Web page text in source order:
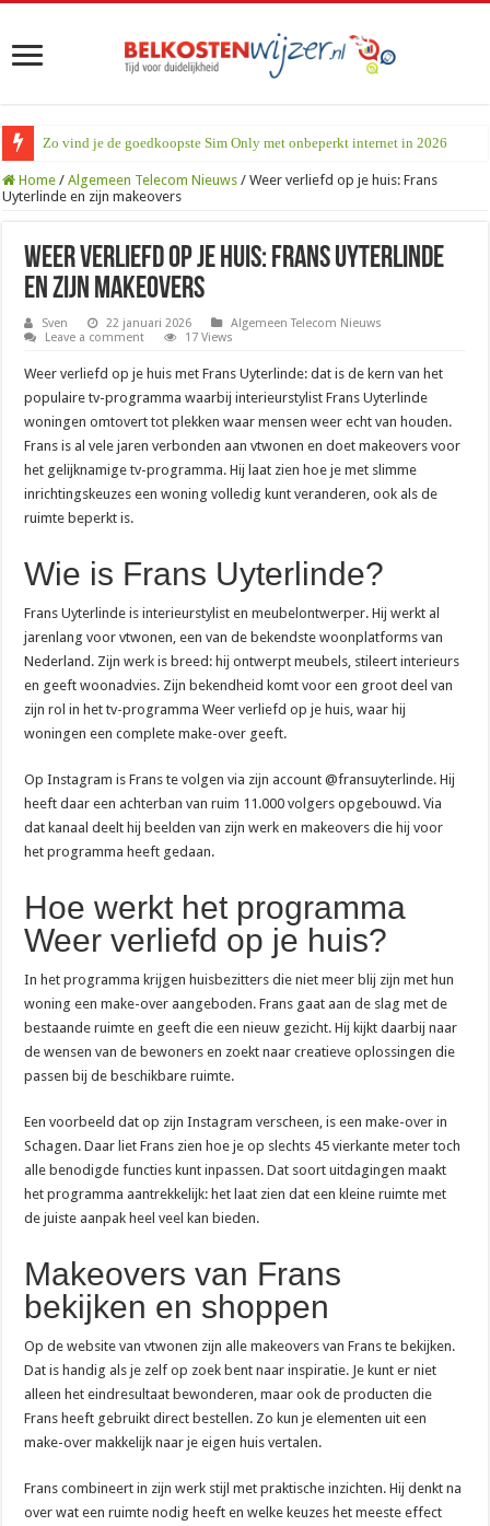
Zo vind je de goedkoopste Sim Only met onbeperkt internet in 2026
Home / Algemeen Telecom Nieuws / Weer verliefd op je huis: Frans
Uyterlinde en zijn makeovers
Weer verliefd op je huis: Frans Uyterlinde
en zijn makeovers
Sven 22 januari 2026
Algemeen Telecom Nieuws
Leave a comment
17 Views
Weer verliefd op je huis met Frans Uyterlinde: dat is de kern van het
populaire tv-programma waarbij interieurstylist Frans Uyterlinde
woningen omtovert tot plekken waar mensen weer echt van houden.
Frans is al vele jaren verbonden aan vtwonen en doet makeovers voor
het gelijknamige tv-programma. Hij laat zien hoe je met slimme
inrichtingskeuzes een woning volledig kunt veranderen, ook als de
ruimte beperkt is.
Wie is Frans Uyterlinde?
Frans Uyterlinde is interieurstylist en meubelontwerper. Hij werkt al
jarenlang voor vtwonen, een van de bekendste woonplatforms van
Nederland. Zijn werk is breed: hij ontwerpt meubels, stileert interieurs
en geeft woonadvies. Zijn bekendheid komt voor een groot deel van
zijn rol in het tv-programma Weer verliefd op je huis, waar hij
woningen een complete make-over geeft.
Op Instagram is Frans te volgen via zijn account @fransuyterlinde. Hij
heeft daar een achterban van ruim 11.000 volgers opgebouwd. Via
dat kanaal deelt hij beelden van zijn werk en makeovers die hij voor
het programma heeft gedaan.
Hoe werkt het programma
Weer verliefd op je huis?
In het programma krijgen huisbezitters die niet meer blij zijn met hun
woning een make-over aangeboden. Frans gaat aan de slag met de
bestaande ruimte en geeft die een nieuw gezicht. Hij kijkt daarbij naar
de wensen van de bewoners en zoekt naar creatieve oplossingen die
passen bij de beschikbare ruimte.
Een voorbeeld dat op zijn Instagram verscheen, is een make-over in
Schagen. Daar liet Frans zien hoe je op slechts 45 vierkante meter toch
alle benodigde functies kunt inpassen. Dat soort uitdagingen maakt
het programma aantrekkelijk: het laat zien dat een kleine ruimte met
de juiste aanpak heel veel kan bieden.
Makeovers van Frans
bekijken en shoppen
Op de website van vtwonen zijn alle makeovers van Frans te bekijken.
Dat is handig als je zelf op zoek bent naar inspiratie. Je kunt er niet
alleen het eindresultaat bewonderen, maar ook de producten die
Frans heeft gebruikt direct bestellen. Zo kun je elementen uit een
make-over makkelijk naar je eigen huis vertalen.
Frans combineert in zijn werk stijl met praktische inzichten. Hij denkt na
over wat een ruimte nodig heeft en welke keuzes het meeste effect